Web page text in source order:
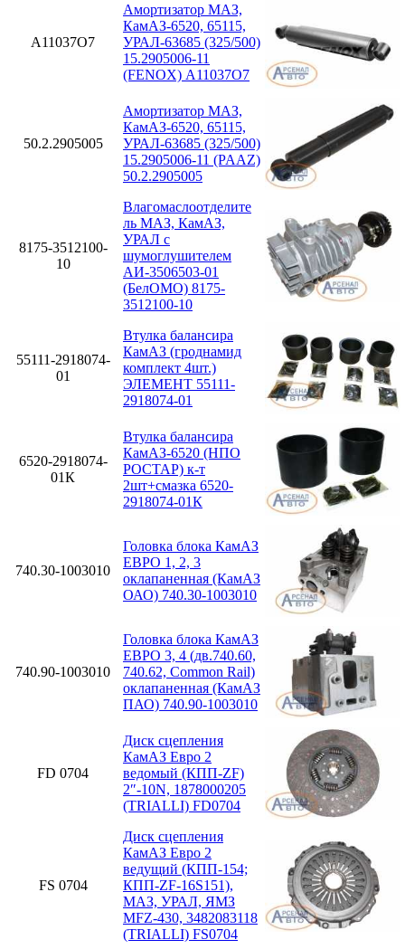
A11037O7
Амортизатор МАЗ,
КамАЗ-6520, 65115,
УРАЛ-63685 (325/500)
15.2905006-11
(FENOX) A11037O7
50.2.2905005
Амортизатор МАЗ,
КамАЗ-6520, 65115,
УРАЛ-63685 (325/500)
15.2905006-11 (PAAZ)
50.2.2905005
8175-3512100-
10
Влагомаслоотделите
ль МАЗ, КамАЗ,
УРАЛ с
шумоглушителем
АИ-3506503-01
(БелОМО) 8175-
3512100-10
55111-2918074-
01
Втулка балансира
КамАЗ (гроднамид
комплект 4шт.)
ЭЛЕМЕНТ 55111-
2918074-01
6520-2918074-
01К
Втулка балансира
КамАЗ-6520 (НПО
РОСТАР) к-т
2шт+смазка 6520-
2918074-01К
740.30-1003010
Головка блока КамАЗ
ЕВРО 1, 2, 3
оклапаненная (КамАЗ
ОАО) 740.30-1003010
740.90-1003010
Головка блока КамАЗ
ЕВРО 3, 4 (дв.740.60,
740.62, Common Rail)
оклапаненная (КамАЗ
ПАО) 740.90-1003010
FD 0704
Диск сцепления
КамАЗ Евро 2
ведомый (КПП-ZF)
2″-10N, 1878000205
(TRIALLI) FD0704
FS 0704
Диск сцепления
КамАЗ Евро 2
ведущий (КПП-154;
КПП-ZF-16S151),
МАЗ, УРАЛ, ЯМЗ
MFZ-430, 3482083118
(TRIALLI) FS0704